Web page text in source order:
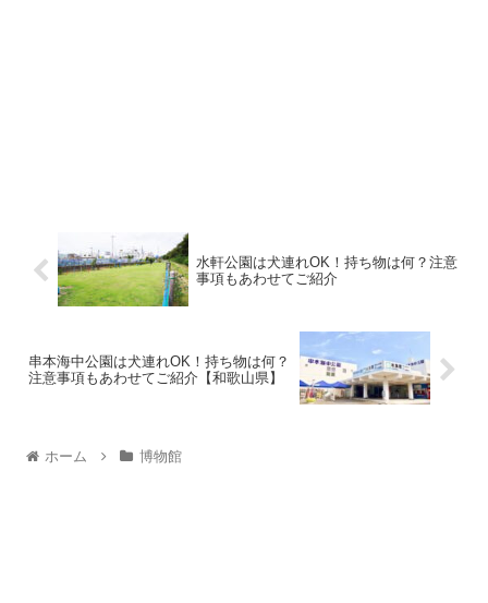
水軒公園は犬連れOK！持ち物は何？注意
事項もあわせてご紹介
串本海中公園は犬連れOK！持ち物は何？
注意事項もあわせてご紹介【和歌山県】
ホーム 博物館